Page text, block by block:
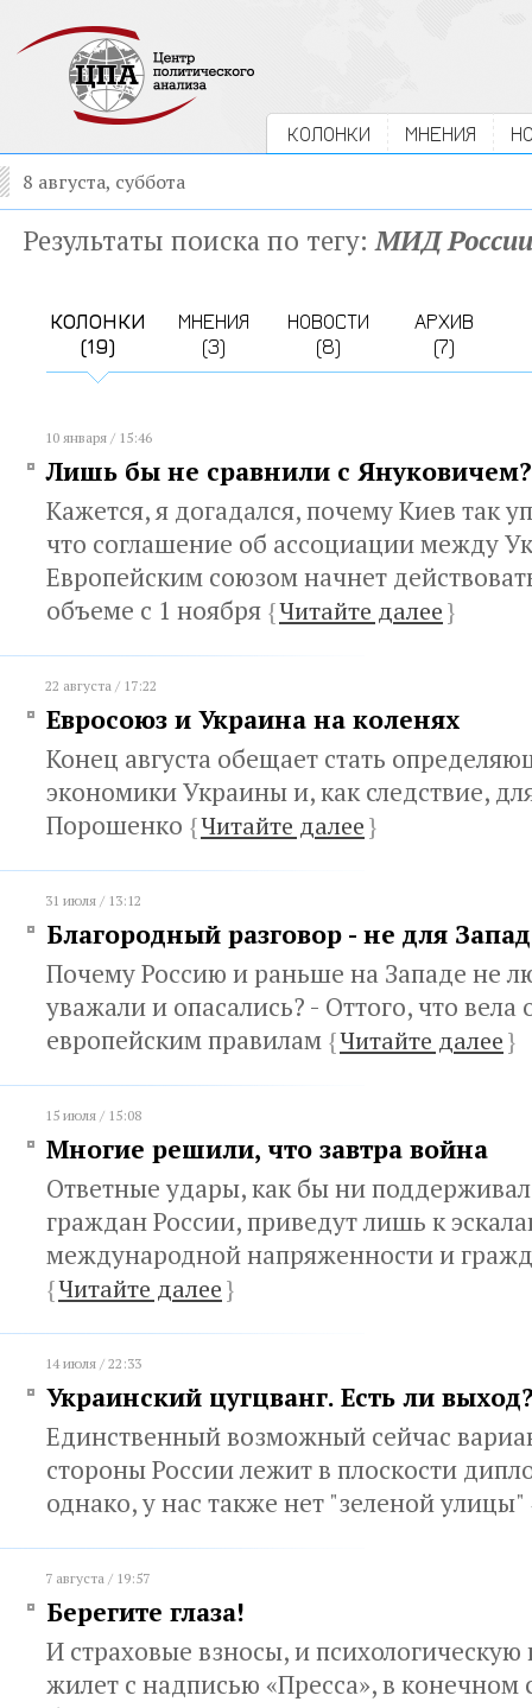
КОЛОНКИ МНЕНИЯ
8 августа, суббота
Результаты поиска по тегу:МИД России
КОЛОНКИ
(19)
МНЕНИЯ
(3)
НОВОСТИ
(8)
АРХИВ
(7)
10 января / 15:46
Лишь бы не сравнили с Януковичем?
Кажется, я догадался, почему Киев так
что соглашение об ассоциации между
Европейским союзом начнет
объеме с 1 ноября {Читайте далее}
22 августа / 17:22
Евросоюз и Украина на коленях
Конец августа обещает стать
экономики Украины и, как следствие,
Порошенко {Читайте далее}
31 июля / 13:12
Благородный разговор - не для
Почему Россию и раньше на Западе не
уважали и опасались? - Оттого, что вела
европейским правилам {Читайте далее}
15 июля / 15:08
Многие решили, что завтра война
Ответные удары, как бы ни
граждан России, приведут лишь к
международной напряженности и
{Читайте далее}
14 июля / 22:33
Украинский цугцванг. Есть ли
Единственный возможный сейчас
стороны России лежит в плоскости
однако, у нас также нет "зеленой улицы"
7 августа / 19:57
Берегите глаза!
И страховые взносы, и
жилет с надписью «Пресса», в конечном